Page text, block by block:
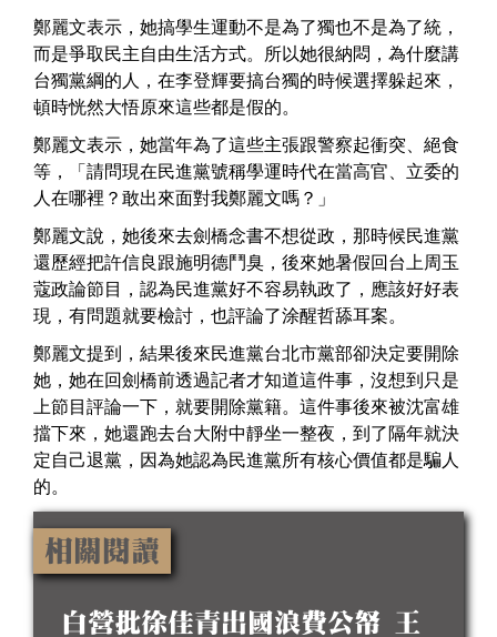
鄭麗文表示，她搞學生運動不是為了獨也不是為了統，
而是爭取民主自由生活方式。所以她很納悶，為什麼講
台獨黨綱的人，在李登輝要搞台獨的時候選擇躲起來，
頓時恍然大悟原來這些都是假的。
鄭麗文表示，她當年為了這些主張跟警察起衝突、絕食
等，「請問現在民進黨號稱學運時代在當高官、立委的
人在哪裡？敢出來面對我鄭麗文嗎？」
鄭麗文說，她後來去劍橋念書不想從政，那時候民進黨
還歷經把許信良跟施明德鬥臭，後來她暑假回台上周玉
蔻政論節目，認為民進黨好不容易執政了，應該好好表
現，有問題就要檢討，也評論了涂醒哲舔耳案。
鄭麗文提到，結果後來民進黨台北市黨部卻決定要開除
她，她在回劍橋前透過記者才知道這件事，沒想到只是
上節目評論一下，就要開除黨籍。這件事後來被沈富雄
擋下來，她還跑去台大附中靜坐一整夜，到了隔年就決
定自己退黨，因為她認為民進黨所有核心價值都是騙人
的。
相關閱讀
白營批徐佳青出國浪費公帑 王